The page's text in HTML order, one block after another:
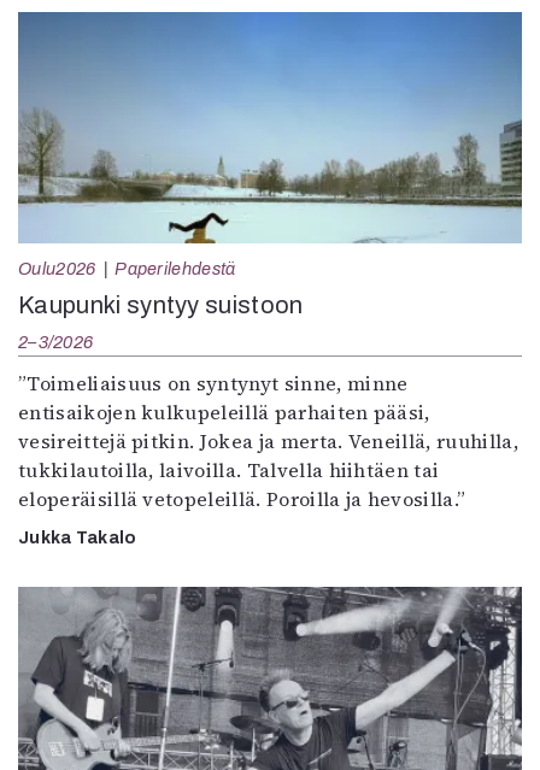
Oulu2026 Paperilehdestä
Kaupunki syntyy suistoon
2–3/2026
”Toimeliaisuus on syntynyt sinne, minne
entisaikojen kulkupeleillä parhaiten pääsi,
vesireittejä pitkin. Jokea ja merta. Veneillä, ruuhilla,
tukkilautoilla, laivoilla. Talvella hiihtäen tai
eloperäisillä vetopeleillä. Poroilla ja hevosilla.”
Jukka Takalo